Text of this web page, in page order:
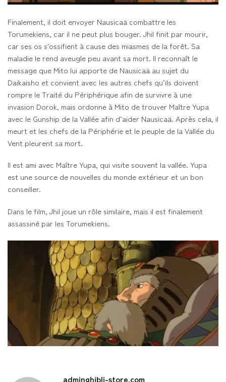
Finalement, il doit envoyer Nausicaä combattre les
Torumekiens, car il ne peut plus bouger. Jhil finit par mourir,
car ses os s’ossifient à cause des miasmes de la forêt. Sa
maladie le rend aveugle peu avant sa mort. Il reconnaît le
message que Mito lui apporte de Nausicaä au sujet du
Daikaisho et convient avec les autres chefs qu’ils doivent
rompre le Traité du Périphérique afin de survivre à une
invasion Dorok, mais ordonne à Mito de trouver Maître Yupa
avec le Gunship de la Vallée afin d’aider Nausicaä. Après cela, il
meurt et les chefs de la Périphérie et le peuple de la Vallée du
Vent pleurent sa mort.
Il est ami avec Maître Yupa, qui visite souvent la vallée. Yupa
est une source de nouvelles du monde extérieur et un bon
conseiller.
Dans le film, Jhil joue un rôle similaire, mais il est finalement
assassiné par les Torumekiens.
adminghibli-store.com